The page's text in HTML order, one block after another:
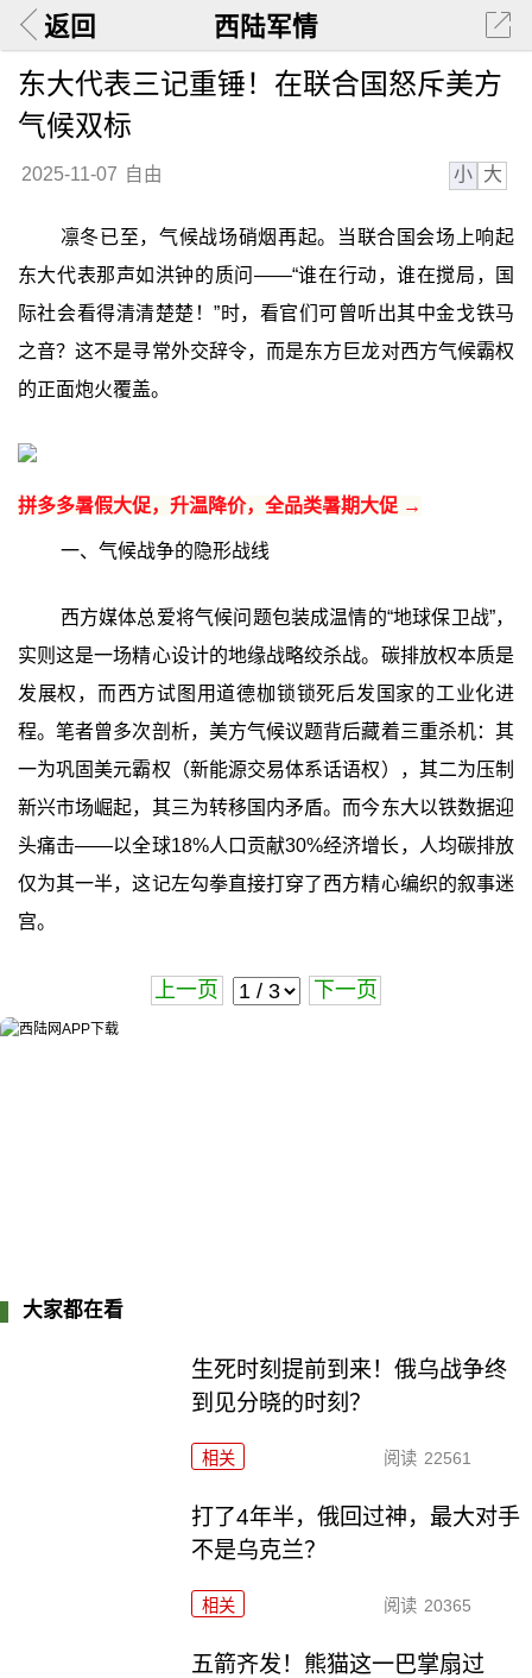
返回 西陆军情
东大代表三记重锤！在联合国怒斥美方
气候双标
2025-11-07 自由 小 大
凛冬已至，气候战场硝烟再起。当联合国会场上响起
东大代表那声如洪钟的质问——“谁在行动，谁在搅局，国
际社会看得清清楚楚！”时，看官们可曾听出其中金戈铁马
之音？这不是寻常外交辞令，而是东方巨龙对西方气候霸权
的正面炮火覆盖。
拼多多暑假大促，升温降价，全品类暑期大促 →
一、气候战争的隐形战线
西方媒体总爱将气候问题包装成温情的“地球保卫战”，
实则这是一场精心设计的地缘战略绞杀战。碳排放权本质是
发展权，而西方试图用道德枷锁锁死后发国家的工业化进
程。笔者曾多次剖析，美方气候议题背后藏着三重杀机：其
一为巩固美元霸权（新能源交易体系话语权），其二为压制
新兴市场崛起，其三为转移国内矛盾。而今东大以铁数据迎
头痛击——以全球18%人口贡献30%经济增长，人均碳排放
仅为其一半，这记左勾拳直接打穿了西方精心编织的叙事迷
宫。
上一页 下一页
大家都在看
生死时刻提前到来！俄乌战争终
到见分晓的时刻？
相关 阅读 22561
打了4年半，俄回过神，最大对手
不是乌克兰？
相关 阅读 20365
五箭齐发！熊猫这一巴掌扇过